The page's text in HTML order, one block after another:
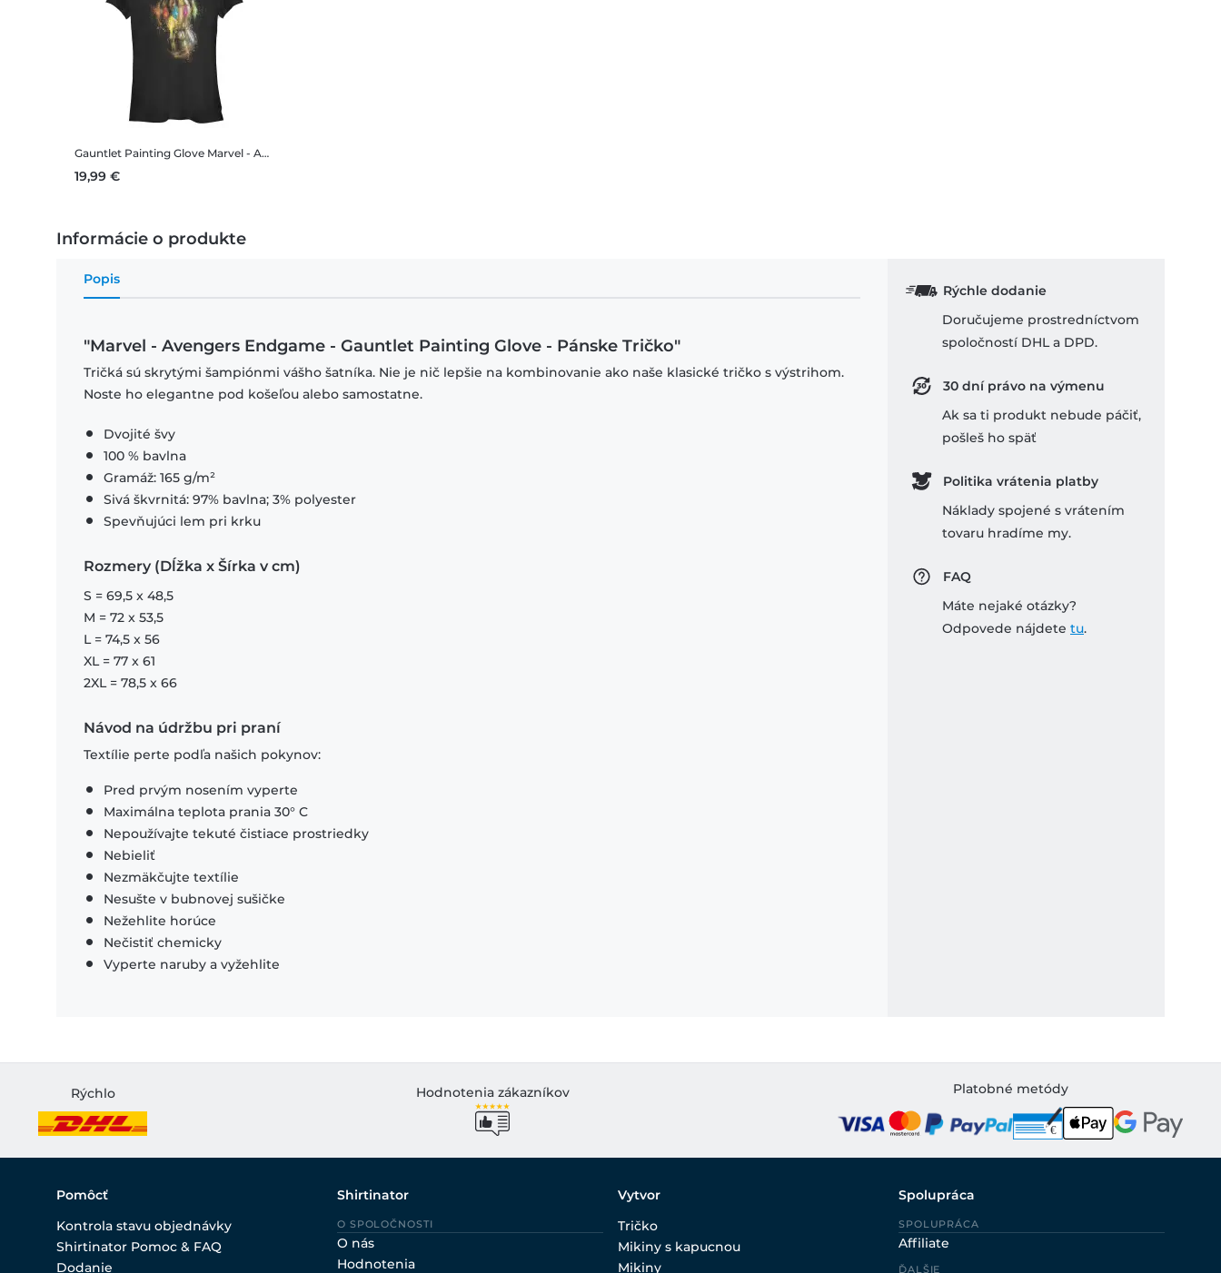
Gauntlet Painting Glove Marvel - Avengers Endgame - Gauntlet Painting Glove - Dámske Tričko
19,99 €
Informácie o produkte
Popis
"Marvel - Avengers Endgame - Gauntlet Painting Glove - Pánske Tričko"
Tričká sú skrytými šampiónmi vášho šatníka. Nie je nič lepšie na kombinovanie ako naše klasické tričko s výstrihom.
Noste ho elegantne pod košeľou alebo samostatne.
Dvojité švy
100 % bavlna
Gramáž: 165 g/m²
Sivá škvrnitá: 97% bavlna; 3% polyester
Spevňujúci lem pri krku
Rozmery (Dĺžka x Šírka v cm)
S = 69,5 x 48,5
M = 72 x 53,5
L = 74,5 x 56
XL = 77 x 61
2XL = 78,5 x 66
Návod na údržbu pri praní
Textílie perte podľa našich pokynov:
Pred prvým nosením vyperte
Maximálna teplota prania 30° C
Nepoužívajte tekuté čistiace prostriedky
Nebieliť
Nezmäkčujte textílie
Nesušte v bubnovej sušičke
Nežehlite horúce
Nečistiť chemicky
Vyperte naruby a vyžehlite
Rýchle dodanie
Doručujeme prostredníctvom
spoločností DHL a DPD.
30 dní právo na výmenu
Ak sa ti produkt nebude páčiť,
pošleš ho späť
Politika vrátenia platby
Náklady spojené s vrátením
tovaru hradíme my.
FAQ
Máte nejaké otázky?
Odpovede nájdete tu.
Rýchlo Hodnotenia zákazníkov Platobné metódy
Pomôcť
Kontrola stavu objednávky
Shirtinator Pomoc & FAQ
Dodanie
Shirtinator
O SPOLOČNOSTI
O nás
Hodnotenia
Vytvor
Tričko
Mikiny s kapucnou
Mikiny
Spolupráca
SPOLUPRÁCA
Affiliate
ĎALŠIE